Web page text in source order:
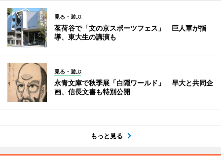
見る・遊ぶ
茗荷谷で「文の京スポーツフェス」 巨人軍が指
導、東大生の講演も
見る・遊ぶ
永青文庫で秋季展「白隠ワールド」 早大と共同企
画、信長文書も特別公開
もっと見る